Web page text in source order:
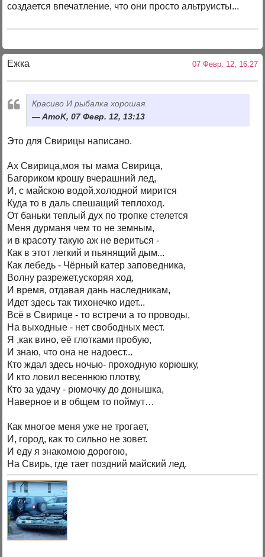
создается впечатление, что они просто альтруисты...
Ежка 07 Февр. 12, 16:27
КрасивоИ рыбалка хорошая.
AmoK, 07 Февр. 12, 13:13
Это для Свирицы написано.
Ах Свирица,моя ты мама Свирица,
Багориком крошу вчерашний лед,
И, с майскою водой,холодной мирится
Куда то в даль спешащий теплоход.
От баньки теплый дух по тропке стелется
Меня дурманя чем то не земным,
и в красоту такую аж не вериться -
Как в этот легкий и пьянящий дым...
Как лебедь - Чёрный катер заповедника,
Волну разрежет,ускоряя ход,
И время, отдавая дань наследникам,
Идет здесь так тихонечко идет...
Всё в Свирице - то встречи а то проводы,
На выходные - нет свободных мест.
Я ,как вино, её глотками пробую,
И знаю, что она не надоест...
Кто ждал здесь ночью- проходную корюшку,
И кто ловил весеннюю плотву,
Кто за удачу - рюмочку до донышка,
Наверное и в общем то поймут…
Как многое меня уже не трогает,
И, город, как то сильно не зовет.
И еду я знакомою дорогою,
На Свирь, где тает поздний майский лед.